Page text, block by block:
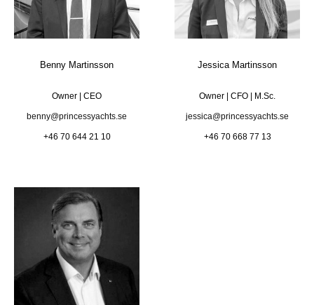
Benny Martinsson
Owner | CEO
benny@princessyachts.se
+46 70 644 21 10
Jessica Martinsson
Owner | CFO | M.Sc.
jessica@princessyachts.se
+46 70 668 77 13